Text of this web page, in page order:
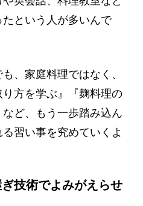
という人が多いんで
、家庭料理ではなく、
り方を学ぶ』『麹料理の
ど、もう一歩踏み込ん
習い事を究めていくよ
技術でよみがえらせ